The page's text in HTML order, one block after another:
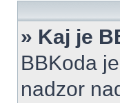
» Kaj je
BBKoda
nadzor